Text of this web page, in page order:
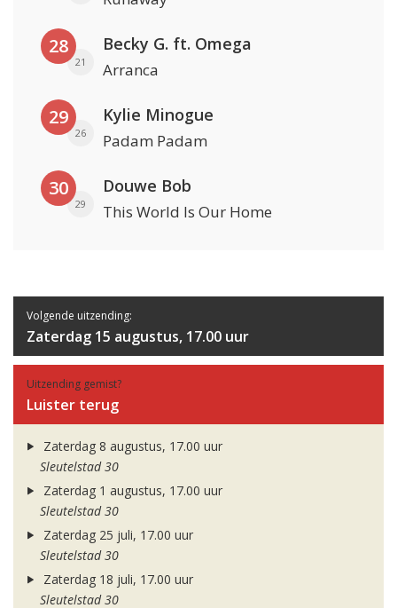
28
21
Becky G. ft. Omega
Arranca
29
26
Kylie Minogue
Padam Padam
30
29
Douwe Bob
This World Is Our Home
Volgende uitzending:
Zaterdag 15 augustus, 17.00 uur
Uitzending gemist?
Luister terug
Zaterdag 8 augustus, 17.00 uur
Sleutelstad 30
Zaterdag 1 augustus, 17.00 uur
Sleutelstad 30
Zaterdag 25 juli, 17.00 uur
Sleutelstad 30
Zaterdag 18 juli, 17.00 uur
Sleutelstad 30